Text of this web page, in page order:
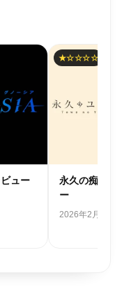
ュー
★☆☆☆☆
永久の痴話喧
ー
2026年2月28日